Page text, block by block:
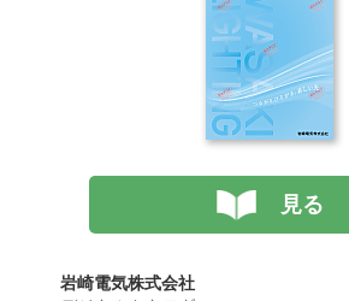
見る
岩崎電気株式会社